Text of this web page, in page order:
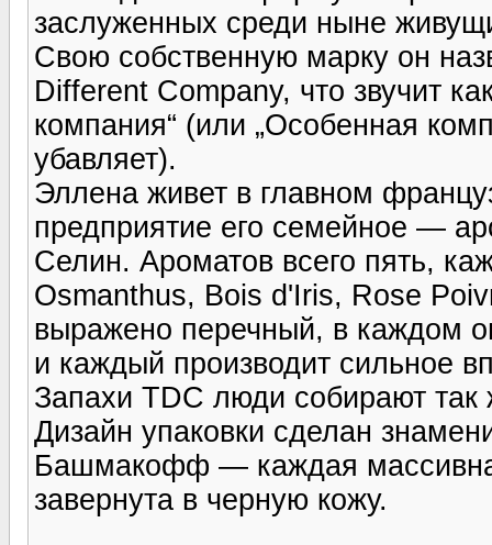
заслуженных среди ныне
Свою собственную марку он
Different Company, что звучит
компания“ (или „Особенная
убавляет).
Эллена живет в главном
предприятие его семейное —
Селин. Ароматов всего пять,
Osmanthus, Bois d'Iris, Rose
выражено перечный, в каждом
и каждый производит сильное
Запахи TDC люди собирают
Дизайн упаковки сделан
Башмакофф — каждая
завернута в черную кожу.